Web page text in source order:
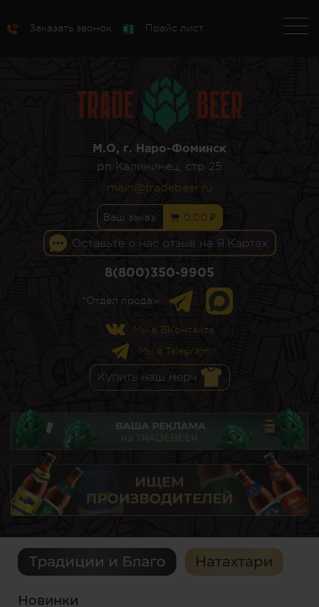
Заказать звонок Прайс лист
М.О, г. Наро-Фоминск
рп Калининец, стр 25
main@tradebeer.ru
Ваш заказ: 0,00 ₽
8(800)350-9905
*Отдел продаж
Мы в ВКонтакте
Мы в Telegram
Новинки